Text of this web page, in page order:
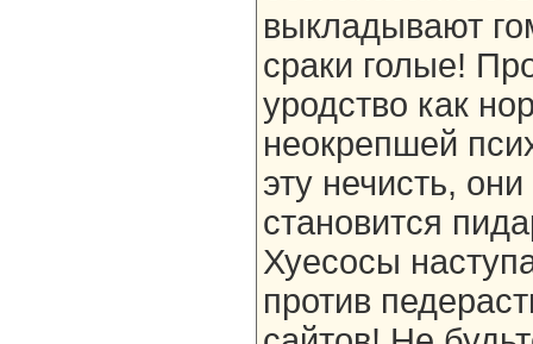
выкладывают
сраки голые!
уродство как
неокрепшей
эту нечисть,
становится
Хуесосы
против